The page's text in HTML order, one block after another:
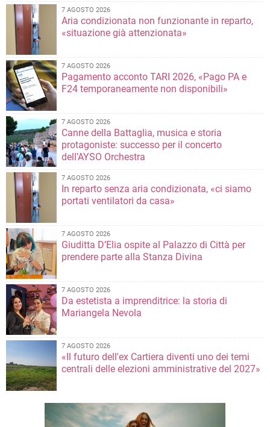
7 AGOSTO 2026
Aria condizionata non funzionante in reparto,
«situazione già attenzionata»
7 AGOSTO 2026
Pagamento acconto TARI 2026, «Pago PA e
F24 temporaneamente non disponibili»
7 AGOSTO 2026
Canne della Battaglia, musica e storia
protagoniste: successo per il concerto
dell’AYSO Orchestra
7 AGOSTO 2026
In reparto senza aria condizionata, «ci siamo
portati ventilatori da casa»
7 AGOSTO 2026
Giuditta D’Elia ospite al Palazzo di Città per
prendere parte alla Stanza Divina
7 AGOSTO 2026
Da estetista a imprenditrice: la storia di
Mariangela Nevola
7 AGOSTO 2026
«Il futuro dell'ex Cartiera diventi uno dei temi
centrali delle elezioni amministrative del 2027»